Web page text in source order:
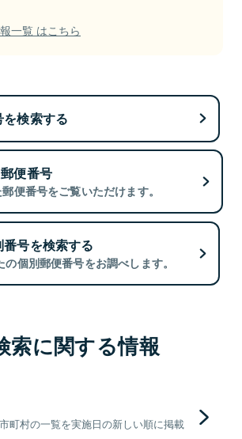
一覧 はこちら
検索する
便番号
便番号をご覧いただけます。
号を検索する
個別郵便番号をお調べします。
索に関する情報
町村の一覧を実施日の新しい順に掲載